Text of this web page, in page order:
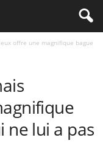
offre une magnifique bague
ne lui a pas